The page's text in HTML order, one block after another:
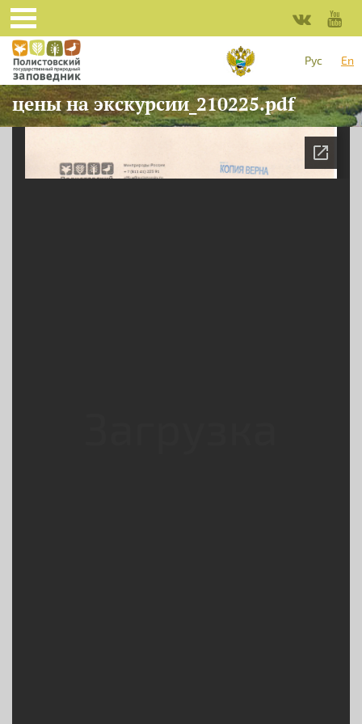
Skip to main content
Рус
En
цены на экскурсии_210225.pdf